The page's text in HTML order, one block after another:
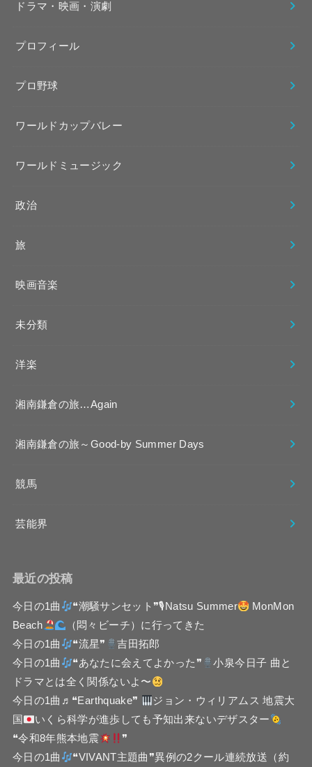
ドラマ・映画・演劇
プロフィール
プロ野球
ワールドカップバレー
ワールドミュージック
政治
旅
映画音楽
未分類
洋楽
湘南鎌倉の旅…Again
湘南鎌倉の旅～Good-by Summer Days
競馬
芸能界
最近の投稿
今日の1曲 ❝潮騒サンセット❞🎙Natsu Summer
MonMon
Beach
（悶々ビーチ）に行ってきた
今日の1曲
❝流星❞
吉田拓郎
今日の1曲
❝あなたに会えてよかった❞
小泉今日子 曲と
ドラマとは全く関係ないよ〜
今日の1曲♬❝Earthquake❞
ジョン・ウィリアムス 地震大
国
いくら科学が進歩しても予知出来ないデザスター
❝令和8年熊本地震
❞
今日の1曲
❝VIVANT主題曲❞異例の2クール連続放送（約